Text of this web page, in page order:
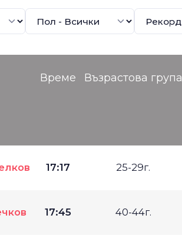
Време Възрастова група
17:17 25-29г.
17:45 40-44г.